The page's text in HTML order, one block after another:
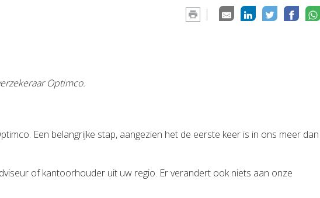
Optimco.
Een belangrijke stap, aangezien het de eerste keer is in ons meer dan
of kantoorhouder uit uw regio. Er verandert ook niets aan onze